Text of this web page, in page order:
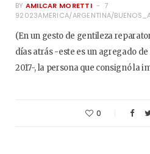
BY AMILCAR MORETTI
7
92023AMERICA/ARGENTINA/
(En un gesto de gentileza
días atrás -este es un agregado
2017-, la persona que consignó la
0